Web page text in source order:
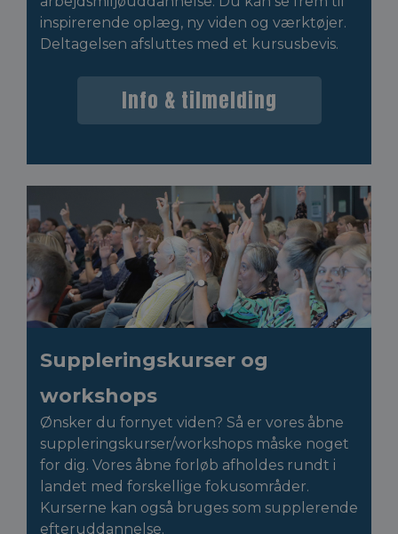
inspirerende oplæg, ny viden og værktøjer.
Deltagelsen afsluttes med et kursusbevis.
Info & tilmelding
Suppleringskurser og
workshops
Ønsker du fornyet viden? Så er vores åbne
suppleringskurser/workshops måske noget
for dig. Vores åbne forløb afholdes rundt i
landet med forskellige fokusområder.
Kurserne kan også bruges som supplerende
efteruddannelse.